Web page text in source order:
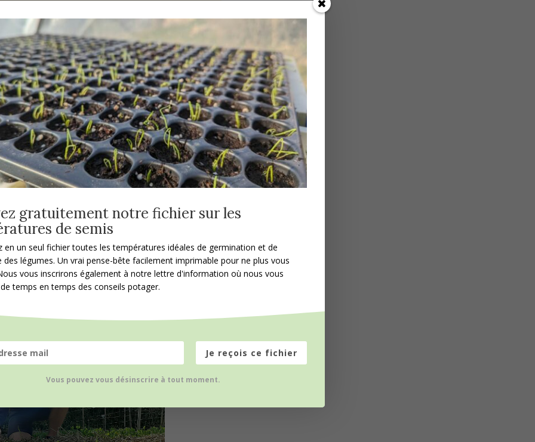
première commande.
Cliquez ici pour
coup de fouet !
leur croissance. C’est donc le moment idéal
dernier va agir rapidement pour donner un
L’urineou le sang séchépar exemple
Si vous cultivez desépinardsou des
encore prêt à nourrir à 100% vos cultures.
le sol est trop froid : une mini serre
apport d’engrais !
On vous propose un
semer au bon moment et éviter ce genre
gratuitement notre fichier sur les
de semis
en un seul fichier toutes les températures idéales de germination et de
des légumes. Un vrai pense-bête facilement imprimable pour ne plus vous
vous inscrirons également à notre lettre d'information où nous vous
temps en temps des conseils potager.
Je reçois ce fichier
Vous pouvez vous désinscrire à tout moment.